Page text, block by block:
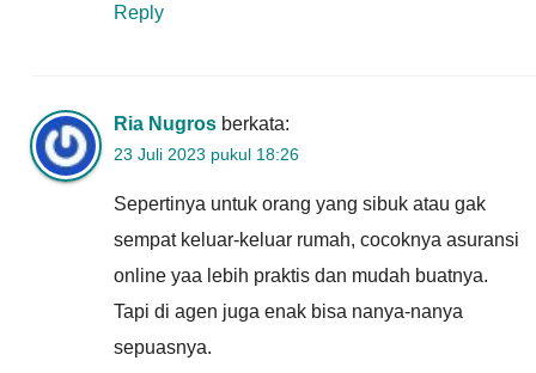
Reply
Ria Nugros berkata:
23 Juli 2023 pukul 18:26
Sepertinya untuk orang yang sibuk atau gak
sempat keluar-keluar rumah, cocoknya asuransi
online yaa lebih praktis dan mudah buatnya.
Tapi di agen juga enak bisa nanya-nanya
sepuasnya.